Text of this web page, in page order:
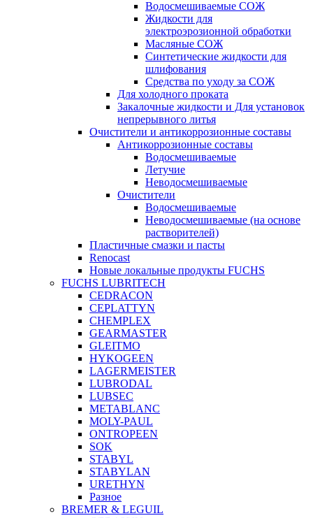
Водосмешиваемые СОЖ
Жидкости для
электроэрозионной обработки
Масляные СОЖ
Синтетические жидкости для
шлифования
Средства по уходу за СОЖ
Для холодного проката
Закалочные жидкости и Для установок
непрерывного литья
Очистители и антикоррозионные составы
Антикоррозионные составы
Водосмешиваемые
Летучие
Неводосмешиваемые
Очистители
Водосмешиваемые
Неводосмешиваемые (на основе
растворителей)
Пластичные смазки и пасты
Renocast
Новые локальные продукты FUCHS
FUCHS LUBRITECH
CEDRACON
CEPLATTYN
CHEMPLEX
GEARMASTER
GLEITMO
HYKOGEEN
LAGERMEISTER
LUBRODAL
LUBSEC
METABLANC
MOLY-PAUL
ONTROPEEN
SOK
STABYL
STABYLAN
URETHYN
Разное
BREMER & LEGUIL